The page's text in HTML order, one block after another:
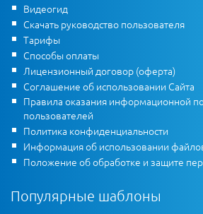
Видеогид
Скачать руководство пользователя
Тарифы
Способы оплаты
Лицензионный договор (оферта)
Соглашение об использовании Сайта
Правила оказания информационной
пользователей
Политика конфиденциальности
Информация об использовании
Положение об обработке и защите
Популярные шаблоны